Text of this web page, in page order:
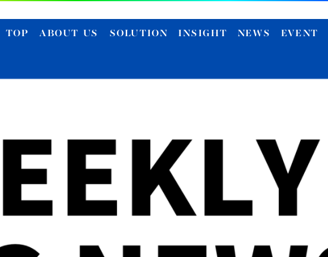
TOP ABOUT US SOLUTION INSIGHT NEWS EVENT